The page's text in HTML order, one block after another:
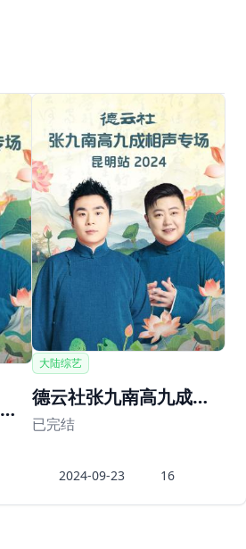
德云社张九南高九成相声专场昆明站
大陆综艺
德云社张九南高九成相声专场昆明站2024
已完结
2024-09-23 16